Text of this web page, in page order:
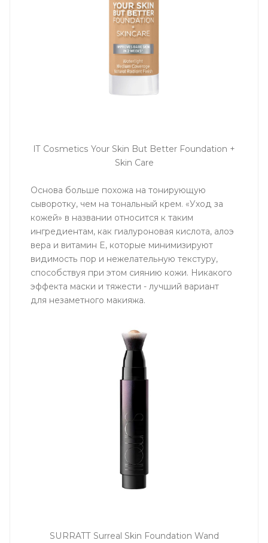
IT Cosmetics Your Skin But Better Foundation +
Skin Care
Основа больше похожа на тонирующую
сыворотку, чем на тональный крем. «Уход за
кожей» в названии относится к таким
ингредиентам, как гиалуроновая кислота, алоэ
вера и витамин Е, которые минимизируют
видимость пор и нежелательную текстуру,
способствуя при этом сиянию кожи. Никакого
эффекта маски и тяжести - лучший вариант
для незаметного макияжа.
SURRATT Surreal Skin Foundation Wand